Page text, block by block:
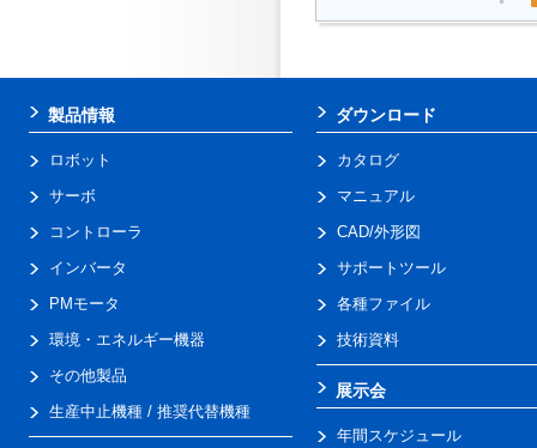
製品情報
ロボット
サーボ
コントローラ
インバータ
PMモータ
環境・エネルギー機器
その他製品
生産中止機種 / 推奨代替機種
ダウンロード
カタログ
マニュアル
CAD/外形図
サポートツール
各種ファイル
技術資料
展示会
年間スケジュール